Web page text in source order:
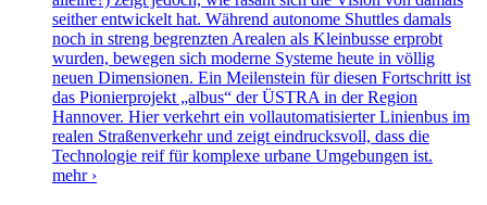
seither entwickelt hat. Während autonome Shuttles damals
noch in streng begrenzten Arealen als Kleinbusse erprobt
wurden, bewegen sich moderne Systeme heute in völlig
neuen Dimensionen. Ein Meilenstein für diesen Fortschritt ist
das Pionierprojekt „albus“ der ÜSTRA in der Region
Hannover. Hier verkehrt ein vollautomatisierter Linienbus im
realen Straßenverkehr und zeigt eindrucksvoll, dass die
Technologie reif für komplexe urbane Umgebungen ist.
mehr ›